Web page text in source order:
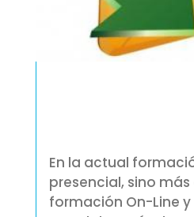
En la actual
presencial, sino más
formación On-Line